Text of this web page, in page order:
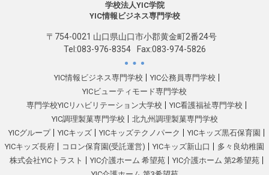
学校法人YIC学院
YIC情報ビジネス専門学校
〒754-0021 山口県山口市小郡黄金町2番24号
Tel:083-976-8354 Fax:083-974-5826
YIC情報ビジネス専門学校
YIC公務員専門学校
YICビューティモード専門学校
専門学校YICリハビリテーション大学校
YIC看護福祉専門学校
YIC調理製菓専門学校
北九州調理製菓専門学校
YICグループ
YICキッズ YICキッズテクノパーク
YICキッズ黒石保育園
YICキッズ長府
コロン保育園(受託運営) YICキッズ新山口
多々良幼稚園
株式会社YICトラスト
YIC介護ホーム 希望苑
YIC介護ホーム 第2希望苑